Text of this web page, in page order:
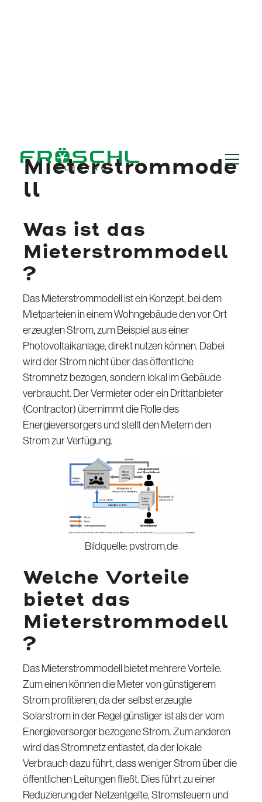
Mieterstrommode
ll
Was ist das
Mieterstrommodell
?
Das Mieterstrommodell ist ein Konzept, bei dem
Mietparteien in einem Wohngebäude den vor Ort
erzeugten Strom, zum Beispiel aus einer
Photovoltaikanlage, direkt nutzen können. Dabei
wird der Strom nicht über das öffentliche
Stromnetz bezogen, sondern lokal im Gebäude
verbraucht. Der Vermieter oder ein Drittanbieter
(Contractor) übernimmt die Rolle des
Energieversorgers und stellt den Mietern den
Strom zur Verfügung.
Bildquelle: pvstrom.de
Welche Vorteile
bietet das
Mieterstrommodell
?
Das Mieterstrommodell bietet mehrere Vorteile.
Zum einen können die Mieter von günstigerem
Strom profitieren, da der selbst erzeugte
Solarstrom in der Regel günstiger ist als der vom
Energieversorger bezogene Strom. Zum anderen
wird das Stromnetz entlastet, da der lokale
Verbrauch dazu führt, dass weniger Strom über die
öffentlichen Leitungen fließt. Dies führt zu einer
Reduzierung der Netzentgelte, Stromsteuern und